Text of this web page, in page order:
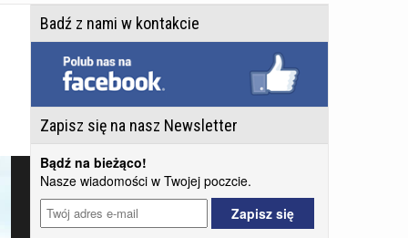
Badź z nami w kontakcie
Zapisz się na nasz Newsletter
Bądź na bieżąco!
Nasze wiadomości w Twojej poczcie.